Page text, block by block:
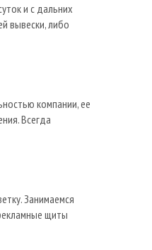
и с дальних
вывески, либо
компании, ее
Всегда
Занимаемся
щиты